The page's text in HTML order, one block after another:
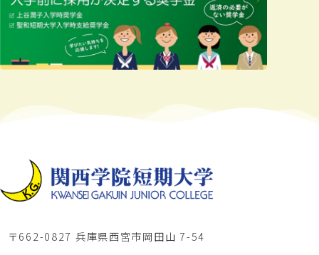
〒662-0827 兵庫県西宮市岡田山 7-54